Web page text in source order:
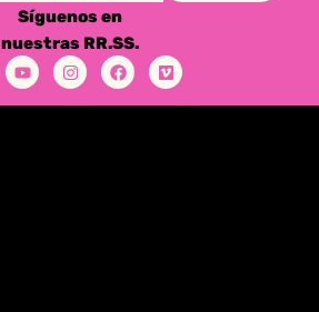
Síguenos en
nuestras RR.SS.